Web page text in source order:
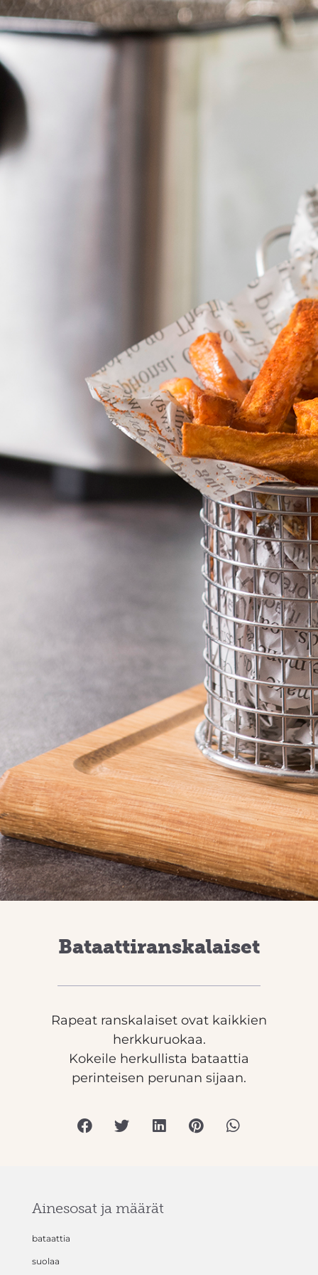
Bataattiranskalaiset
Rapeat ranskalaiset ovat kaikkien
herkkuruokaa.
Kokeile herkullista bataattia
perinteisen perunan sijaan.
Ainesosat ja määrät
bataattia
suolaa